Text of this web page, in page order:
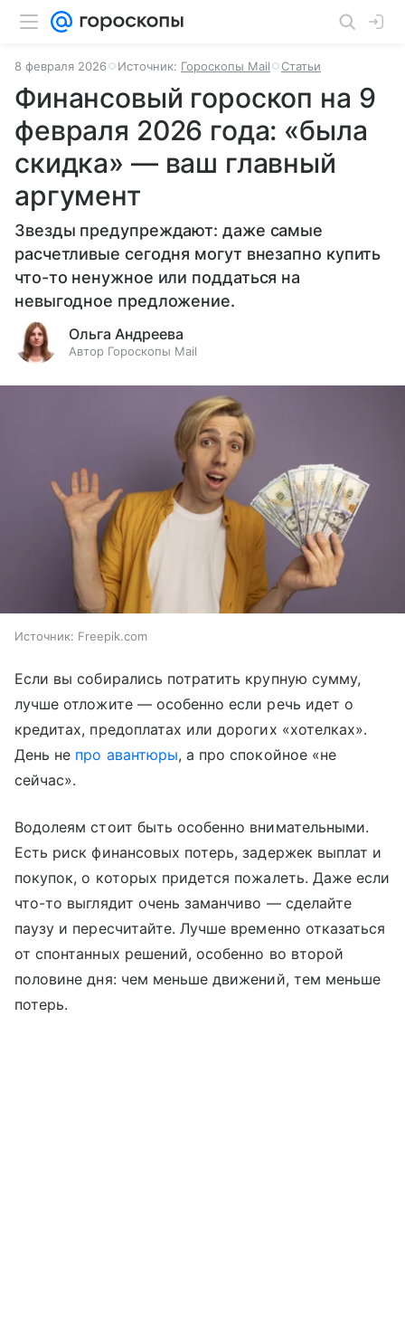
8 февраля 2026 Источник: Гороскопы Mail Статьи
Финансовый гороскоп на 9
февраля 2026 года: «была
скидка» — ваш главный
аргумент
Звезды предупреждают: даже самые
расчетливые сегодня могут внезапно купить
что-то ненужное или поддаться на
невыгодное предложение.
Ольга Андреева
Автор Гороскопы Mail
Источник: Freepik.com
Если вы собирались потратить крупную сумму,
лучше отложите — особенно если речь идет о
кредитах, предоплатах или дорогих «хотелках».
День не про авантюры, а про спокойное «не
сейчас».
Водолеям стоит быть особенно внимательными.
Есть риск финансовых потерь, задержек выплат и
покупок, о которых придется пожалеть. Даже если
что-то выглядит очень заманчиво — сделайте
паузу и пересчитайте. Лучше временно отказаться
от спонтанных решений, особенно во второй
половине дня: чем меньше движений, тем меньше
потерь.